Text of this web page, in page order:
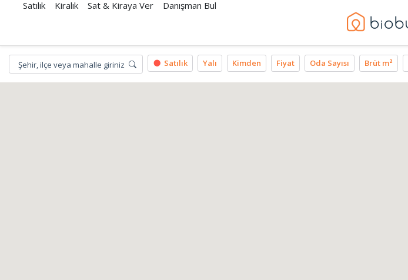
Satılık Kiralık Sat & Kiraya Ver Danışman Bul
Şehir, ilçe veya mahalle giriniz Satılık Yalı Kimden Fiyat Oda Sayısı Brüt m²